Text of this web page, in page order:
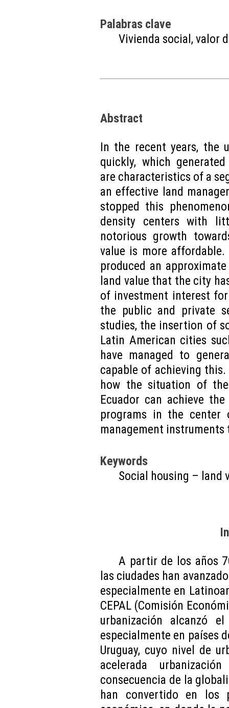
Palabras clave
Vivienda social, valor
Abstract
In the recent years, the
quickly, which
are characteristics of a
an effective land
stopped this
density centers with
notorious growth
value is more
produced an
land value that the city
of investment interest
the public and private
studies, the insertion of
Latin American cities
have managed to
capable of achieving
how the situation of
Ecuador can achieve
programs in the
management
Keywords
Social housing – land
A partir de los años
las ciudades han
especialmente en
CEPAL (Comisión
urbanización alcanzó
especialmente en países
Uruguay, cuyo nivel de
acelerada
consecuencia de la
han convertido en los